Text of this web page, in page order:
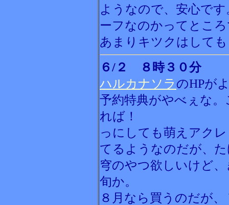
ようなので、安心で
ーフなのかってとこ
あまりキツクはして
６/２ ８時３０分
ハルカナソラ のHPが
予約特典がやべぇな
れば！
っにしても萌えアク
てるようなのだが、
穹のやつ欲しいけど
旬か。
８月なら買うのだが